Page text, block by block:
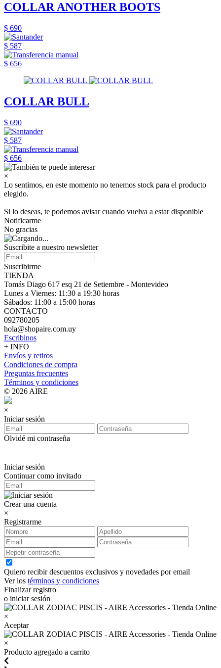
COLLAR ANOTHER BOOTS
$ 690
$ 587
$ 656
COLLAR BULL
$ 690
$ 587
$ 656
×
Lo sentimos, en este momento no tenemos stock para el producto
elegido.
Si lo deseas, te podemos avisar cuando vuelva a estar disponible
Notificarme
No gracias
Suscribite a nuestro newsletter
Suscribirme
TIENDA
Tomás Diago 617 esq 21 de Setiembre - Montevideo
Lunes a Viernes: 11:30 a 19:30 horas
Sábados: 11:00 a 15:00 horas
CONTACTO
092780205
hola@shopaire.com.uy
Escribinos
+ INFO
Envíos y retiros
Condiciones de compra
Preguntas frecuentes
Términos y condiciones
© 2026 AIRE
×
Iniciar sesión
Olvidé mi contraseña
Iniciar sesión
Continuar como invitado
Crear una cuenta
×
Registrarme
Quiero recibir descuentos exclusivos y novedades por email
Ver los términos y condiciones
Finalizar registro
o iniciar sesión
×
Aceptar
×
Producto agregado a carrito